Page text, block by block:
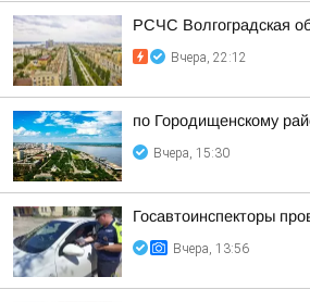
РСЧС Волгоградская
Вчера, 22:12
по Городищенскому
Вчера, 15:30
Госавтоинспекторы
Вчера, 13:56